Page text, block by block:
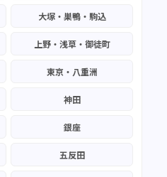
大塚・巣鴨・駒込
上野・浅草・御徒町
東京・八重洲
神田
銀座
五反田